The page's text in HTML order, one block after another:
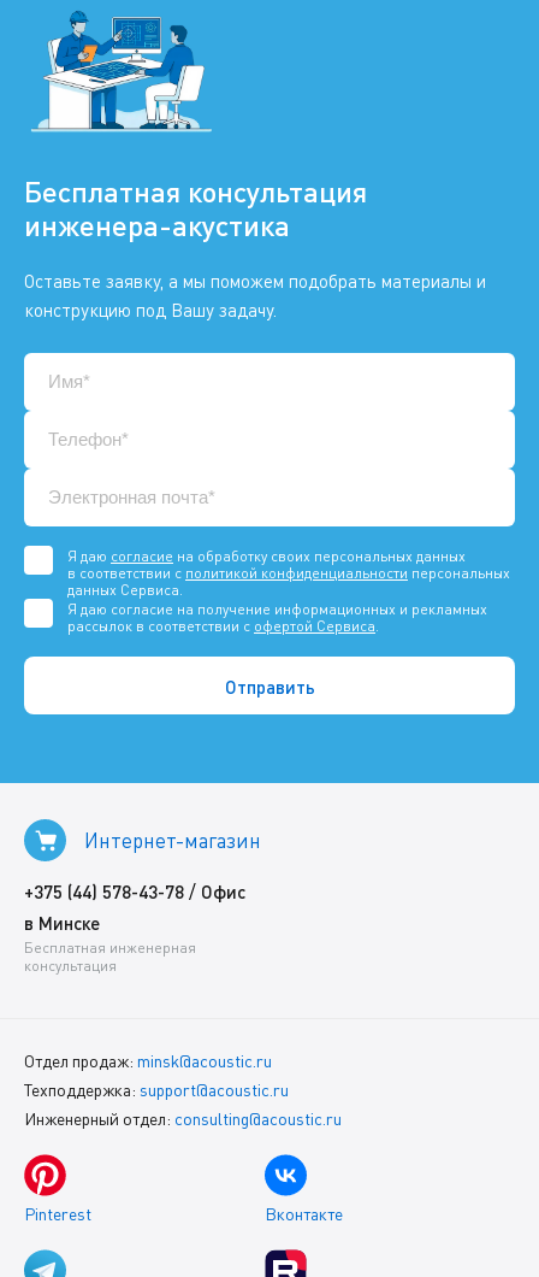
Бесплатная консультация
инженера-акустика
Оставьте заявку, а мы поможем подобрать материалы и
конструкцию под Вашу задачу.
Я даю согласие на обработку своих персональных данных
в соответствии с политикой конфиденциальности персональных
данных Сервиса.
Я даю согласие на получение информационных и рекламных
рассылок в соответствии с офертой Сервиса
Интернет-магазин
+375 (44) 578-43-78 / Офис
в Минске
Бесплатная инженерная
консультация
Отдел продаж: minsk@acoustic.ru
Техподдержка: support@acoustic.ru
Инженерный отдел: consulting@acoustic.ru
Pinterest Вконтакте